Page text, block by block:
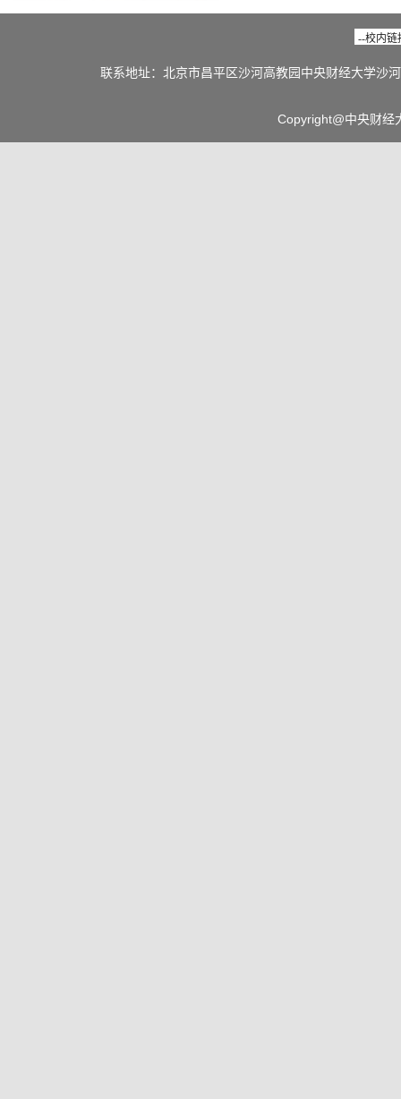
联系地址：北京市昌平区沙河高教园中央财经大学沙
Copyright@中央财经